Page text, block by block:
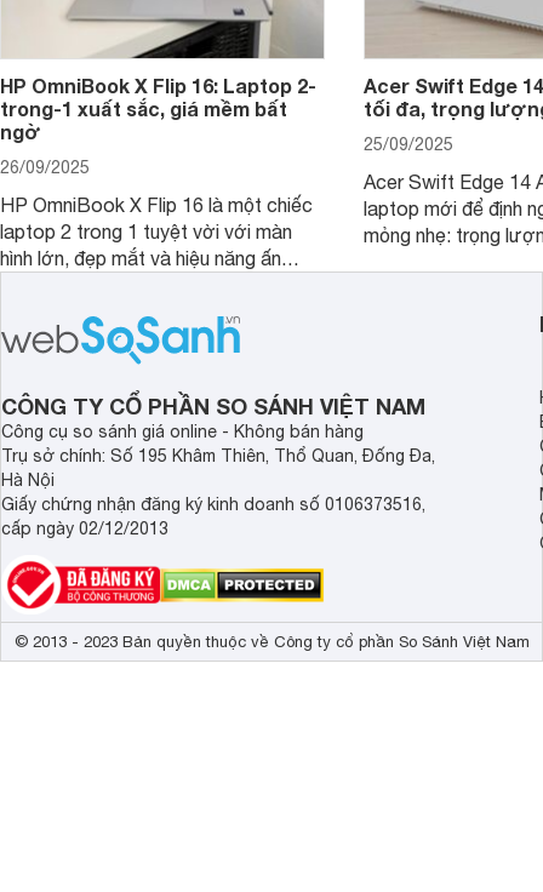
HP OmniBook X Flip 16: Laptop 2-
trong-1 xuất sắc, giá mềm bất
ngờ
26/09/2025
HP OmniBook X Flip 16 là một chiếc
laptop 2 trong 1 tuyệt vời với màn
hình lớn, đẹp mắt và hiệu năng ấn
mức giá vô cùng hấp dẫn, biến nó trở
thành một lựa chọn “đáng đồng tiền
bát gạo” trên thị trường.
Acer Swift Edge
tối đa, trọng
25/09/2025
Acer Swift Edge 14
laptop mới để định
mỏng nhẹ: trọng
năng AI hàng đầu,
CÔNG TY CỔ PHẦN SO SÁNH VIỆT NAM
Công cụ so sánh giá online - Không bán hàng
Trụ sở chính: Số 195 Khâm Thiên, Thổ Quan, Đống Đa,
Hà Nội
Giấy chứng nhận đăng ký kinh doanh số 0106373516,
cấp ngày 02/12/2013
© 2013 - 2023 Bản quyền thuộc về Công ty cổ phần So Sánh Việt Nam